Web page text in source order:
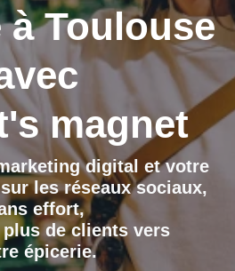
àToulouse
magnet
digital et votre
les réseaux sociaux,
effort,
de clients vers
épicerie.